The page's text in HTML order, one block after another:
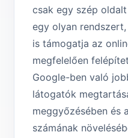
csak egy szép
egy olyan
is támogatja az
megfelelően
Google-ben való
látogatók
meggyőzésében és
számának